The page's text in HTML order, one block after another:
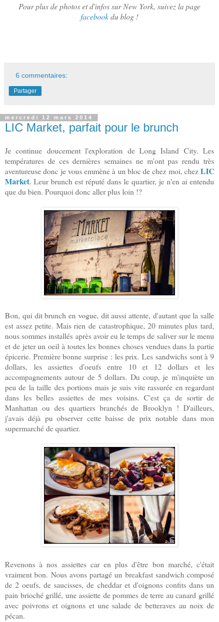
Pour plus de photos et d'infos sur New York, suivez la page
facebookdu blog !
6 commentaires:
Partager
mercredi 12 mars 2014
LIC Market, parfait pour le brunch
Je continue doucement l'exploration de Long Island City. Les
températures de ces dernières semaines ne m'ont pas rendu très
aventureuse donc je vous emmène à un bloc de chez moi, chezLIC
Market. Leur brunch est réputé dans le quartier, je n'en ai entendu
que du bien. Pourquoi donc aller plus loin !?
Bon, qui dit brunch en vogue, dit aussi attente, d'autant que la salle
est assez petite. Mais rien de catastrophique, 20 minutes plus tard,
nous sommes installés après avoir eu le temps de saliver sur le menu
et de jeter un oeil à toutes les bonnes choses vendues dans la partie
épicerie. Première bonne surprise : les prix. Les sandwichs sont à 9
dollars, les assiettes d'oeufs entre 10 et 12 dollars et les
accompagnements autour de 5 dollars. Du coup, je m'inquiète un
peu de la taille des portions mais je suis vite rassurée en regardant
dans les belles assiettes de mes voisins. C'est ça de sortir de
Manhattan ou des quartiers branchés de Brooklyn ! D'ailleurs,
j'avais déjà pu observer cette baisse de prix notable dans mon
supermarché de quartier.
Revenons à nos assiettes car en plus d'être bon marché, c'était
vraiment bon. Nous avons partagé un breakfast sandwich composé
de 2 oeufs, de saucisses, de cheddar et d'oignons confits dans un
pain brioché grillé, une assiette de pommes de terre au canard grillé
avec poivrons et oignons et une salade de betteraves au noix de
pécan.